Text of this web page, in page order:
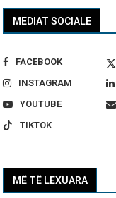
MEDIAT SOCIALE
FACEBOOK
INSTAGRAM
YOUTUBE
TIKTOK
MË TË LEXUARA